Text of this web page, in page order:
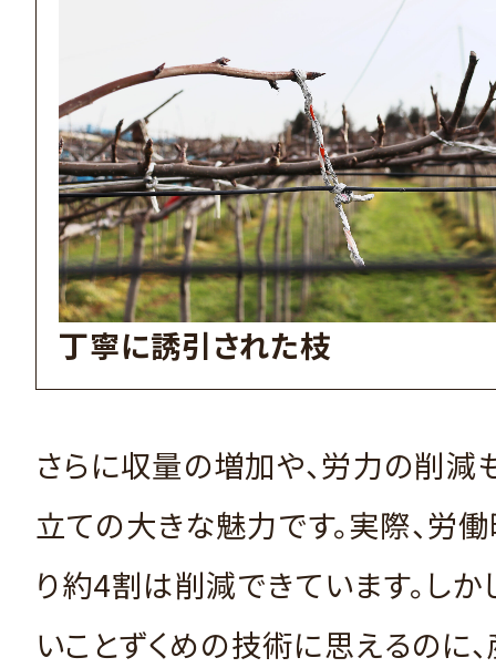
丁寧に誘引された枝
さらに収量の増加や、労力の削減
立ての大きな魅力です。実際、労
り約4割は削減できています。しか
いことずくめの技術に思えるのに